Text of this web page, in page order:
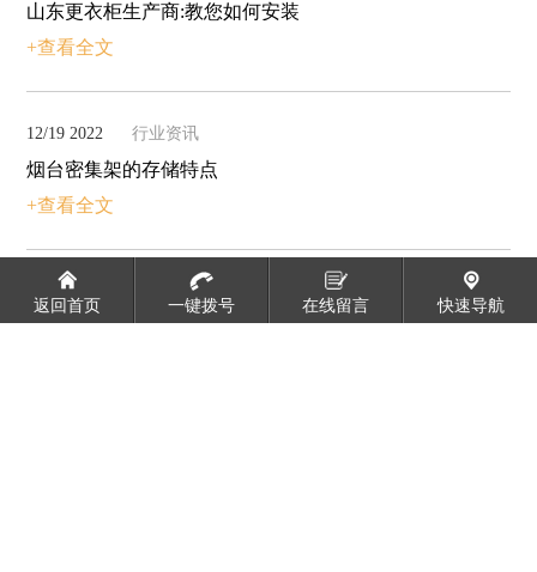
山东更衣柜生产商:教您如何安装
+查看全文
12/19 2022 行业资讯
烟台密集架的存储特点
+查看全文
2022/11/16 行业资讯
山东书架的明装与暗装
返回首页 一键拨号 在线留言 快速导航